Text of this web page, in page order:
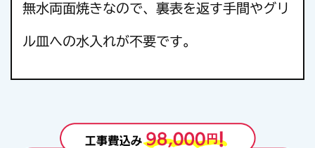
無水両面焼きなので、裏表を返す手間やグリ
ル皿への水入れが不要です。